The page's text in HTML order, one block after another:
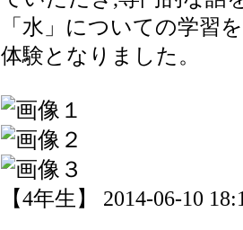
「水」についての学習
体験となりました。
【4年生】 2014-06-10